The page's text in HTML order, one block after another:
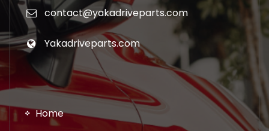
contact@yakadriveparts.com
Yakadriveparts.com
Home